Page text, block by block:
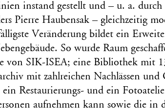
instand gestellt und – u. a. durch
Pierre Haubensak – gleichzeitig
Veränderung bildet ein
So wurde Raum
von SIK-ISEA; eine Bibliothek mit
mit zahlreichen Nachlässen
Restaurierungs- und ein
aufnehmen kann sowie die in